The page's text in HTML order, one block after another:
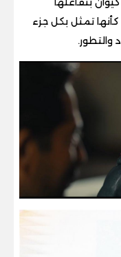
تمثل بكل جزء
والتطور.